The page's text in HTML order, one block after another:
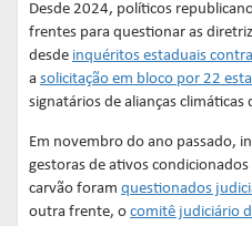
Desde 2024, políticos
frentes para questionar as
desde inquéritos estaduais
a solicitação em bloco por 22
signatários de alianças
Em novembro do ano passado,
gestoras de ativos
carvão foram questionados
outra frente, o comitê judiciário